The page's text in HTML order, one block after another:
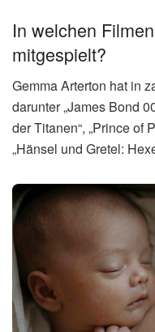
In welchen
mitgespielt?
Gemma Arterton hat in
darunter „James Bond
der Titanen“, „Prince of
„Hänsel und Gretel: